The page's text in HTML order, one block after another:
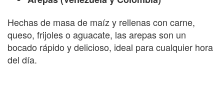
Hechas de masa de maíz y rellenas con carne,
queso, frijoles o aguacate, las arepas son un
bocado rápido y delicioso, ideal para cualquier hora
del día.